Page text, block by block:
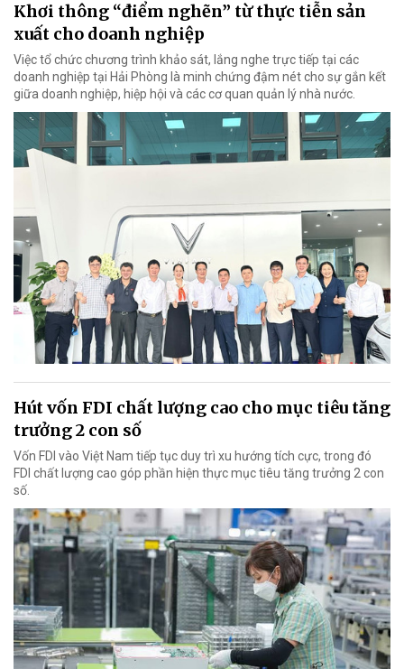
Khơi thông “điểm nghẽn” từ thực tiễn sản
xuất cho doanh nghiệp
Việc tổ chức chương trình khảo sát, lắng nghe trực tiếp tại các
doanh nghiệp tại Hải Phòng là minh chứng đậm nét cho sự gắn kết
giữa doanh nghiệp, hiệp hội và các cơ quan quản lý nhà nước.
Hút vốn FDI chất lượng cao cho mục tiêu tăng
trưởng 2 con số
Vốn FDI vào Việt Nam tiếp tục duy trì xu hướng tích cực, trong đó
FDI chất lượng cao góp phần hiện thực mục tiêu tăng trưởng 2 con
số.